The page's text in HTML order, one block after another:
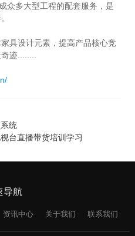
众多大型工程的配套服务，是
具设计元素，提高产品核心竞
迹........
统
台直播带货培训学习
导航
资讯中心 关于我们 联系我们